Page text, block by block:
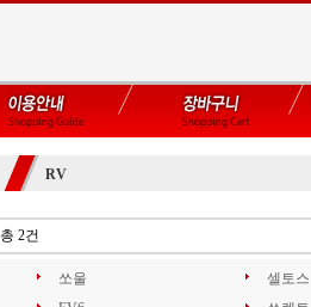
RV
총 2건
쏘울 셀토스